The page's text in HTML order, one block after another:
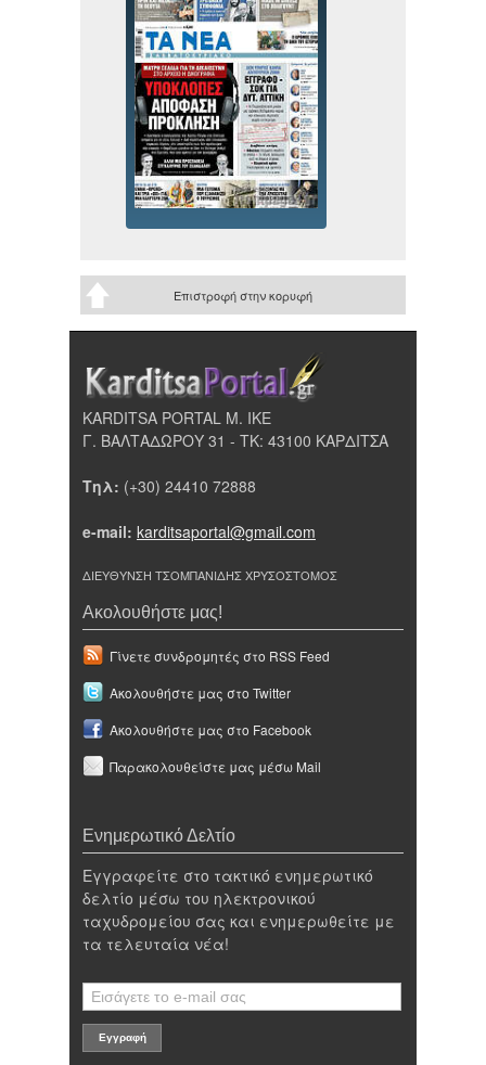
Επιστροφή στην κορυφή
KARDITSA PORTAL Μ. ΙΚΕ
Γ. ΒΑΛΤΑΔΩΡΟΥ 31 - ΤΚ: 43100 ΚΑΡΔΙΤΣΑ
Τηλ: (+30) 24410 72888
e-mail: karditsaportal@gmail.com
ΔΙΕΥΘΥΝΣΗ ΤΣΟΜΠΑΝΙΔΗΣ ΧΡΥΣΟΣΤΟΜΟΣ
Ακολουθήστε μας!
Γίνετε συνδρομητές στο RSS Feed
Ακολουθήστε μας στο Twitter
Ακολουθήστε μας στο Facebook
Παρακολουθείστε μας μέσω Mail
Ενημερωτικό Δελτίο
Εγγραφείτε στο τακτικό ενημερωτικό
δελτίο μέσω του ηλεκτρονικού
ταχυδρομείου σας και ενημερωθείτε με
τα τελευταία νέα!